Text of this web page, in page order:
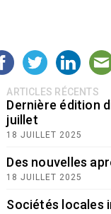
ARTICLES RÉCENTS
Dernière édition
juillet
18 JUILLET 2025
Des nouvelles
18 JUILLET 2025
Sociétés locales